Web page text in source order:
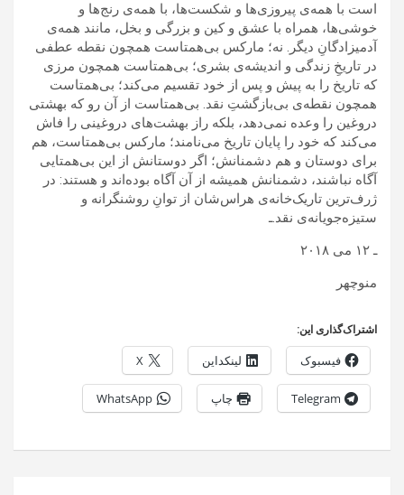
است با همه‌ی پیروزی‌ها و شکست‌ها، با همه‌ی رنج‌ها و
خوشی‌ها، همراه با عشق و کین و بزرگی و بخل، مانند همه‌ی
آدمیزادگانِ دیگر. نه؛ مارکس بی‌همتاست همچون نقطه عطفی
در تاریخِ زندگی و اندیشه‌ی بشری؛ بی‌همتاست همچون مرزی
که تاریخ را به پیش و پس از خود تقسیم می‌کند؛ بی‌همتاست
همچون نقطه‌ی بی‌بازگشتِ نقد. بی‌همتاست از آن رو که بهشتی
دروغین را وعده نمی‌دهد، بلکه راز بهشت‌های دروغینی را فاش
می‌کند که خود را پایان تاریخ می‌نامند؛ مارکس بی‌همتاست، هم
برای دوستان و هم دشمنانش؛ اگر دوستانش از این بی‌همتایی
آگاه نباشند، دشمنانش همیشه از آن آگاه بوده‌اند و هستند: در
ژرف‌ترین تاریک‌خانه‌ی هراس‌شان از توانِ روشنگرانه و
ستیزه‌جویانه‌ی نقد.ـ
ـ ۱۲ می ۲۰۱۸
منوچهر
اشتراک‌گذاری این:
فیسبوک لینکداین X
Telegram چاپ WhatsApp